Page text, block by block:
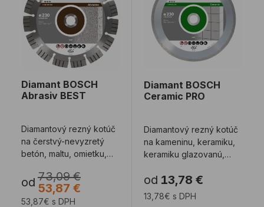
Diamant BOSCH
Abrasiv BEST
Diamantový rezný kotúč
na čerstvý-nevyzretý
betón, maltu, omietku,
pieskovec, p ...
od 73,09 €
53,87 €
53,87€ s DPH
Diamant BOSCH
Ceramic PRO
Diamantový rezný kotúč
na kameninu, keramiku,
keramiku glazovanú,
materiály. V ...
od 13,78 €
13,78€ s DPH